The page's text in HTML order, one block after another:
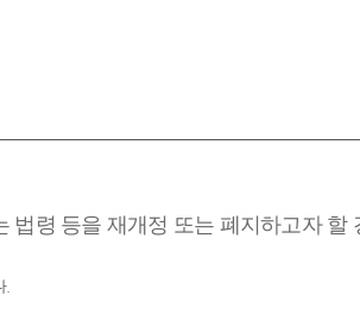
령 등을 재개정 또는 폐지하고자 할
.